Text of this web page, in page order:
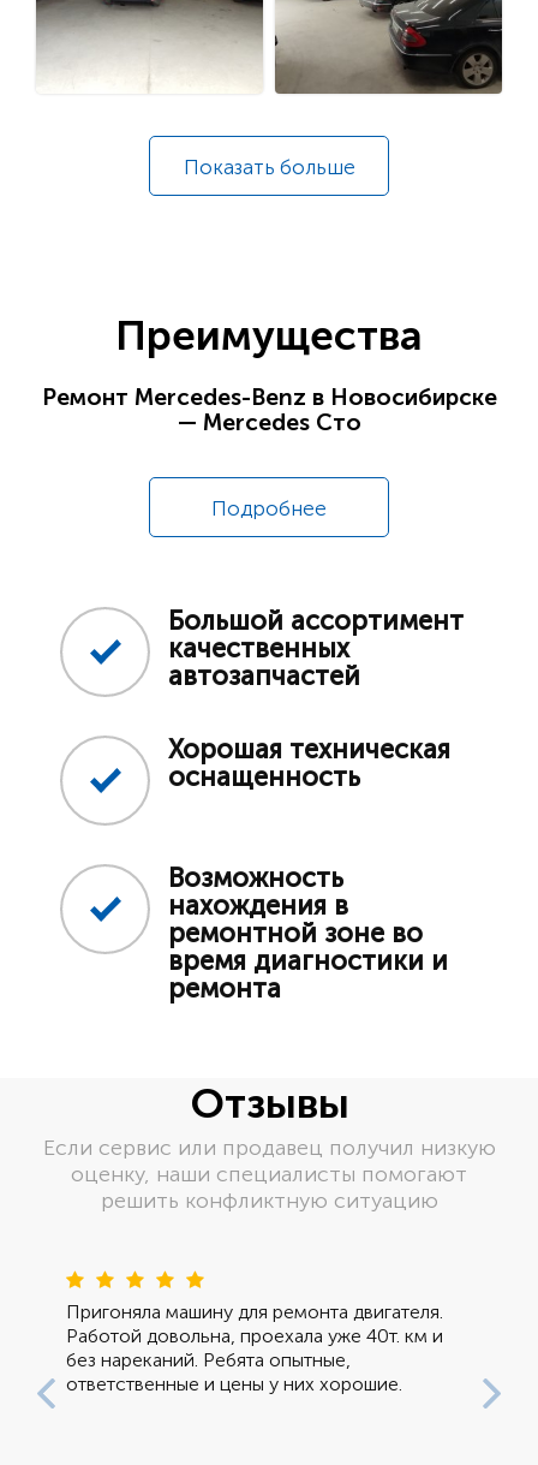
Показать больше
Преимущества
Ремонт Mercedes-Benz в Новосибирске
— Mercedes Сто
Подробнее
Большой ассортимент
качественных
автозапчастей
Хорошая техническая
оснащенность
Возможность
нахождения в
ремонтной зоне во
время диагностики и
ремонта
Отзывы
Если сервис или продавец получил низкую
оценку, наши специалисты помогают
решить конфликтную ситуацию
Пригоняла машину для ремонта двигателя.
Работой довольна, проехала уже 40т. км и
без нареканий. Ребята опытные,
ответственные и цены у них хорошие.